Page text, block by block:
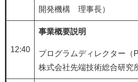
開発機構 理事長）
12:40
事業概要説明
プログラムディレクター（
株式会社先端技術総合研究